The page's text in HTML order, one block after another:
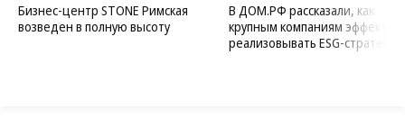
Бизнес-центр STONE Римская
возведен в полную высоту
В ДОМ.РФ рассказали, как
крупным компаниям
реализовывать ESG-стратегию